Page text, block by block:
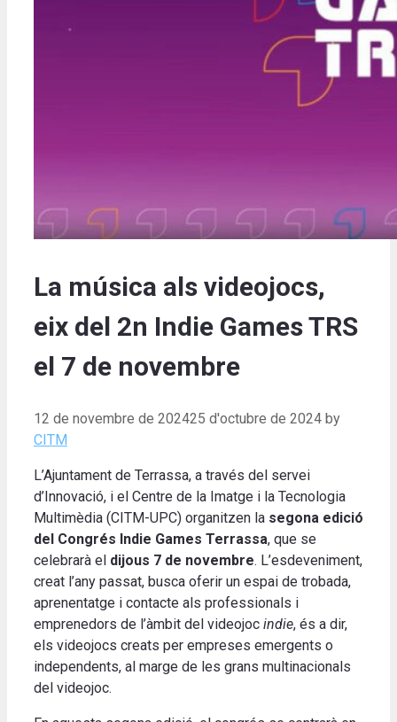
La música als videojocs,
eix del 2n Indie Games TRS
el 7 de novembre
12 de novembre de 202425 d'octubre de 2024 by
CITM
L’Ajuntament de Terrassa, a través del servei
d’Innovació, i el Centre de la Imatge i la Tecnologia
Multimèdia (CITM-UPC) organitzen la segona edició
del Congrés Indie Games Terrassa, que se
celebrarà el dijous 7 de novembre. L’esdeveniment,
creat l’any passat, busca oferir un espai de trobada,
aprenentatge i contacte als professionals i
emprenedors de l’àmbit del videojoc indie, és a dir,
els videojocs creats per empreses emergents o
independents, al marge de les grans multinacionals
del videojoc.